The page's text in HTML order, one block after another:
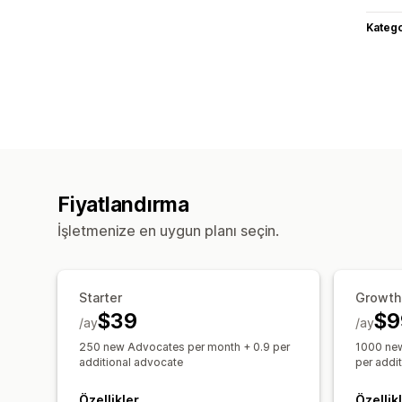
Fiyatlandırma
İşletmenize en uygun planı seçin.
Starter
$39
/ay
250 new Advocates per month + 0.9 per
additional advocate
Growth
/ay
1000
per